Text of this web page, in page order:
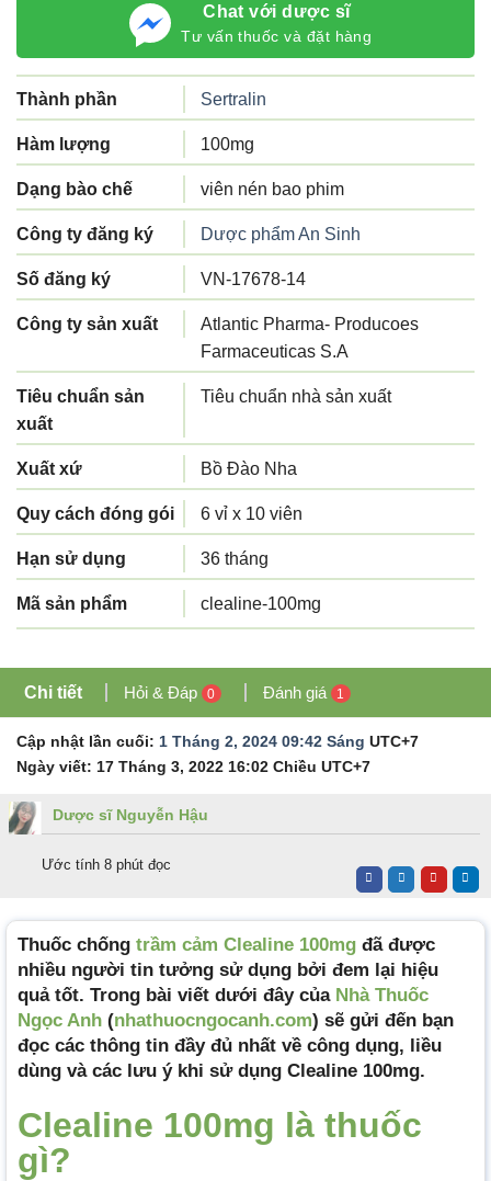
Chat với dược sĩ
Tư vấn thuốc và đặt hàng
Thành phần Sertralin
Hàm lượng 100mg
Dạng bào chế viên nén bao phim
Công ty đăng ký Dược phẩm An Sinh
Số đăng ký VN-17678-14
Công ty sản xuất
Atlantic Pharma- Producoes
Farmaceuticas S.A
Tiêu chuẩn sản
xuất
Tiêu chuẩn nhà sản xuất
Xuất xứ Bồ Đào Nha
Quy cách đóng gói 6 vỉ x 10 viên
Hạn sử dụng 36 tháng
Mã sản phẩm clealine-100mg
Chi tiết Hỏi & Đáp 0 Đánh giá 1
Cập nhật lần cuối: 1 Tháng 2, 2024 09:42 Sáng UTC+7
Ngày viết: 17 Tháng 3, 2022 16:02 Chiều UTC+7
Dược sĩ Nguyễn Hậu
Ước tính 8 phút đọc
Thuốc chống trầm cảm Clealine 100mg đã được
nhiều người tin tưởng sử dụng bởi đem lại hiệu
quả tốt. Trong bài viết dưới đây của Nhà Thuốc
Ngọc Anh (nhathuocngocanh.com) sẽ gửi đến bạn
đọc các thông tin đầy đủ nhất về công dụng, liều
dùng và các lưu ý khi sử dụng Clealine 100mg.
Clealine 100mg là thuốc
gì?